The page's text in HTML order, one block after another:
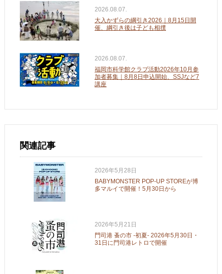
2026.08.07.
大入かずらの綱引き2026｜8月15日開
催、綱引き後は子ども相撲
2026.08.07.
福岡市科学館クラブ活動2026年10月参
加者募集｜8月8日申込開始、SSJなど7
講座
関連記事
2026年5月28日
BABYMONSTER POP-UP STOREが博
多マルイで開催！5月30日から
2026年5月21日
門司港 蚤の市 -初夏- 2026年5月30日・
31日に門司港レトロで開催